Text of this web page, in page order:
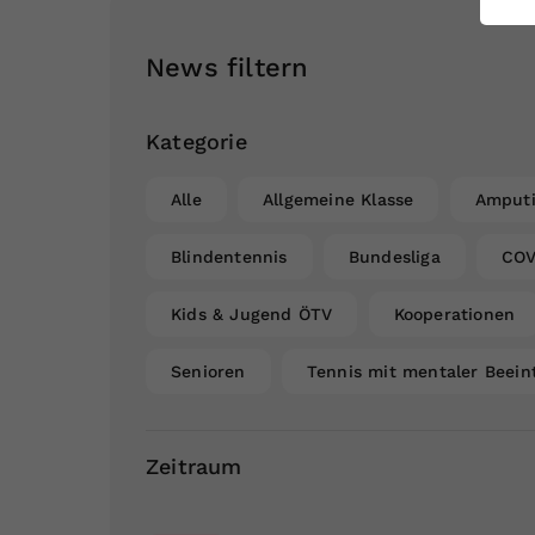
News filtern
Kategorie
Alle Allgemeine Klasse
Blindentennis Bundesliga
Kids & Jugend ÖTV Kooperationen
Senioren Tennis mit mentaler
Zeitraum